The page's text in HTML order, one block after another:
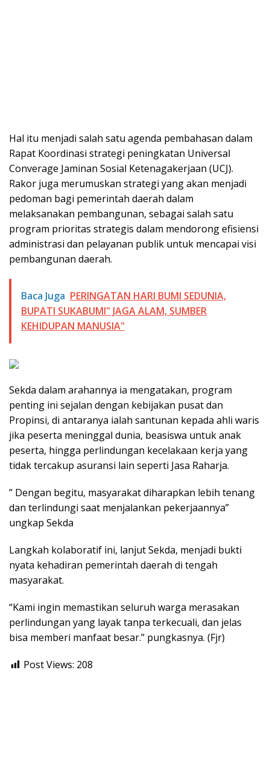
Hal itu menjadi salah satu agenda pembahasan dalam
Rapat Koordinasi strategi peningkatan Universal
Converage Jaminan Sosial Ketenagakerjaan (UCJ).
Rakor juga merumuskan strategi yang akan menjadi
pedoman bagi pemerintah daerah dalam
melaksanakan pembangunan, sebagai salah satu
program prioritas strategis dalam mendorong efisiensi
administrasi dan pelayanan publik untuk mencapai visi
pembangunan daerah.
Baca Juga PERINGATAN HARI BUMI SEDUNIA,
BUPATI SUKABUMI" JAGA ALAM, SUMBER
KEHIDUPAN MANUSIA"
Sekda dalam arahannya ia mengatakan, program
penting ini sejalan dengan kebijakan pusat dan
Propinsi, di antaranya ialah santunan kepada ahli waris
jika peserta meninggal dunia, beasiswa untuk anak
peserta, hingga perlindungan kecelakaan kerja yang
tidak tercakup asuransi lain seperti Jasa Raharja.
” Dengan begitu, masyarakat diharapkan lebih tenang
dan terlindungi saat menjalankan pekerjaannya”
ungkap Sekda
Langkah kolaboratif ini, lanjut Sekda, menjadi bukti
nyata kehadiran pemerintah daerah di tengah
masyarakat.
“Kami ingin memastikan seluruh warga merasakan
perlindungan yang layak tanpa terkecuali, dan jelas
bisa memberi manfaat besar.” pungkasnya. (Fjr)
Post Views: 208